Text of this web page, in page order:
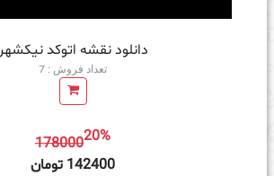
دانلود نقشه اتوکد نیکشهر
تعداد فروش : 7
17800020%
142400 تومان